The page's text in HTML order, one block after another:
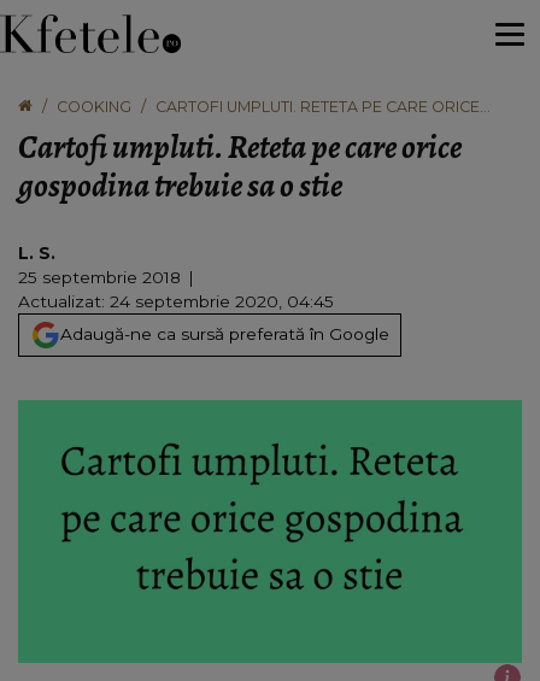
COOKING
CARTOFI UMPLUTI. RETETA PE CARE ORICE
Cartofi umpluti. Reteta pe care orice
gospodina trebuie sa o stie
L. S.
25 septembrie 2018
Actualizat: 24 septembrie 2020, 04:45
Adaugă-ne ca sursă preferată în Google